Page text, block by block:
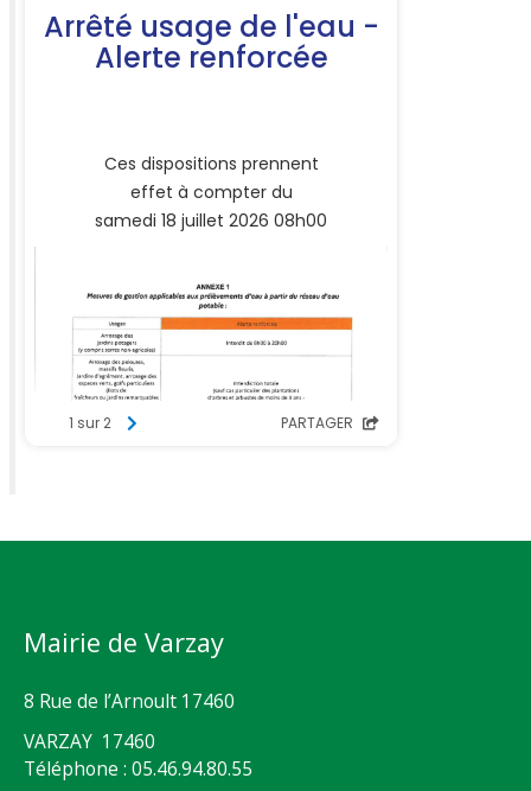
Mairie de Varzay
8 Rue de l’Arnoult 17460
VARZAY 17460
Téléphone : 05.46.94.80.55